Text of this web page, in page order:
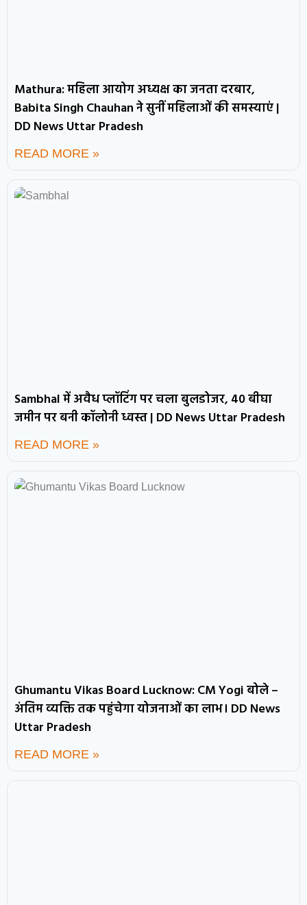
Mathura: महिला आयोग अध्यक्ष का जनता दरबार,
Babita Singh Chauhan ने सुनीं महिलाओं की समस्याएं |
DD News Uttar Pradesh
READ MORE »
Sambhal में अवैध प्लॉटिंग पर चला बुलडोजर, 40 बीघा
जमीन पर बनी कॉलोनी ध्वस्त | DD News Uttar Pradesh
READ MORE »
Ghumantu Vikas Board Lucknow: CM Yogi बोले –
अंतिम व्यक्ति तक पहुंचेगा योजनाओं का लाभ। DD News
Uttar Pradesh
READ MORE »